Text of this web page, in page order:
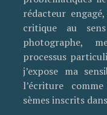
rédacteur
critique au
photographe,
processus
j’expose ma
l’écriture
sèmes inscrits